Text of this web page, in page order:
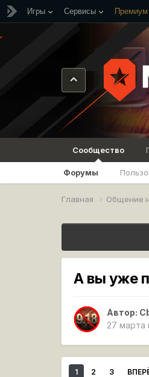
Игры Сервисы Премиум
Сообщество
Форумы
Главная Общение
А вы уже
Автор:
27 марта
1 2 3